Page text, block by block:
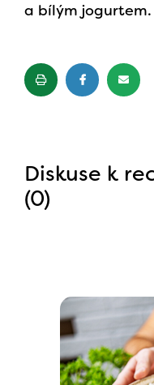
a bílým jogurtem.
Diskuse k
(0)